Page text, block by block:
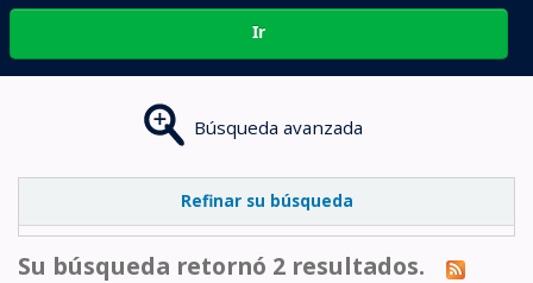
Ir
Búsqueda avanzada
Refinar su búsqueda
Su búsqueda retornó 2 resultados.